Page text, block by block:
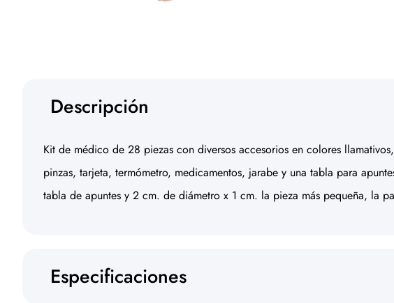
Descripción
Kit de médico de 28 piezas con diversos accesorios en colores
pinzas, tarjeta, termómetro, medicamentos, jarabe y una tabla para
tabla de apuntes y 2 cm. de diámetro x 1 cm. la pieza más pequeña, la
Especificaciones